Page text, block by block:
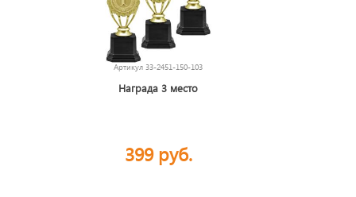
Артикул 33-2451-150-103
Награда 3 место
399 руб.